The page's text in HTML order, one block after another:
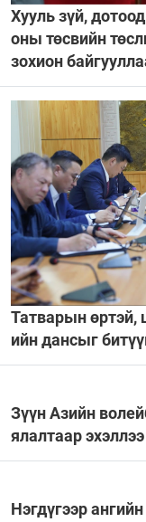
Хууль зүй,
оны төсвийн
зохион
Татварын өртэй,
ийн дансыг
Зүүн Азийн
ялалтаар эхэллээ
Нэгдүгээр